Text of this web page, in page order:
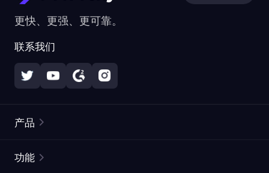
更快、更强、更可靠。
联系我们
产品
功能